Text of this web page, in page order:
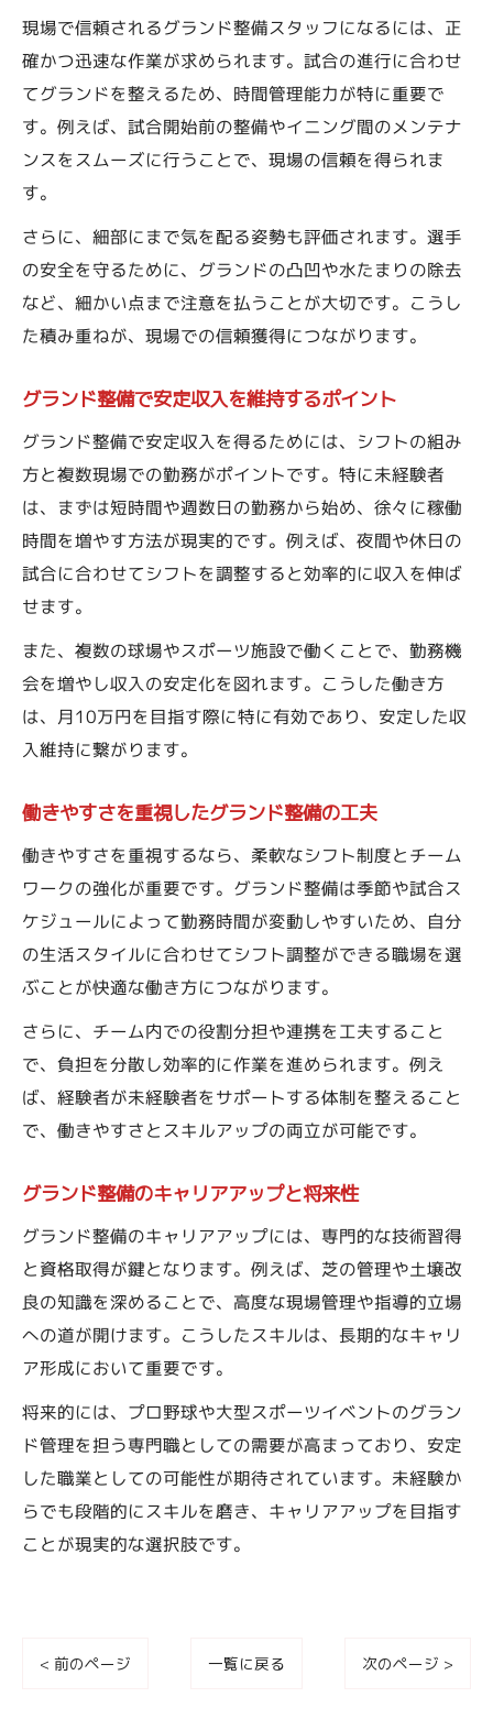
現場で信頼されるグランド整備スタッフになるには、正
確かつ迅速な作業が求められます。試合の進行に合わせ
てグランドを整えるため、時間管理能力が特に重要で
す。例えば、試合開始前の整備やイニング間のメンテナ
ンスをスムーズに行うことで、現場の信頼を得られま
す。
さらに、細部にまで気を配る姿勢も評価されます。選手
の安全を守るために、グランドの凸凹や水たまりの除去
など、細かい点まで注意を払うことが大切です。こうし
た積み重ねが、現場での信頼獲得につながります。
グランド整備で安定収入を維持するポイント
グランド整備で安定収入を得るためには、シフトの組み
方と複数現場での勤務がポイントです。特に未経験者
は、まずは短時間や週数日の勤務から始め、徐々に稼働
時間を増やす方法が現実的です。例えば、夜間や休日の
試合に合わせてシフトを調整すると効率的に収入を伸ば
せます。
また、複数の球場やスポーツ施設で働くことで、勤務機
会を増やし収入の安定化を図れます。こうした働き方
は、月10万円を目指す際に特に有効であり、安定した収
入維持に繋がります。
働きやすさを重視したグランド整備の工夫
働きやすさを重視するなら、柔軟なシフト制度とチーム
ワークの強化が重要です。グランド整備は季節や試合ス
ケジュールによって勤務時間が変動しやすいため、自分
の生活スタイルに合わせてシフト調整ができる職場を選
ぶことが快適な働き方につながります。
さらに、チーム内での役割分担や連携を工夫すること
で、負担を分散し効率的に作業を進められます。例え
ば、経験者が未経験者をサポートする体制を整えること
で、働きやすさとスキルアップの両立が可能です。
グランド整備のキャリアアップと将来性
グランド整備のキャリアアップには、専門的な技術習得
と資格取得が鍵となります。例えば、芝の管理や土壌改
良の知識を深めることで、高度な現場管理や指導的立場
への道が開けます。こうしたスキルは、長期的なキャリ
ア形成において重要です。
将来的には、プロ野球や大型スポーツイベントのグラン
ド管理を担う専門職としての需要が高まっており、安定
した職業としての可能性が期待されています。未経験か
らでも段階的にスキルを磨き、キャリアアップを目指す
ことが現実的な選択肢です。
< 前のページ 一覧に戻る 次のページ >